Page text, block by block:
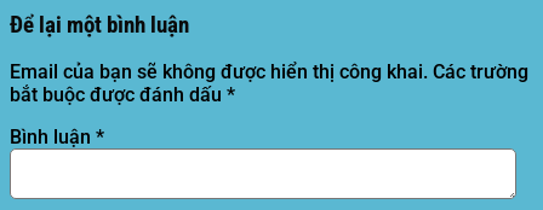
Để lại một bình luận
Email của bạn sẽ không được hiển thị công khai. Các trường
bắt buộc được đánh dấu *
Bình luận *